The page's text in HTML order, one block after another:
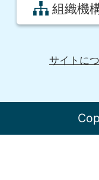
組織機
サイトに